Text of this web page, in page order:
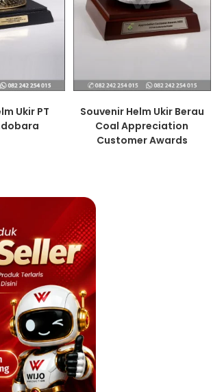
Ukir PT
Souvenir Helm Ukir Berau
Coal Appreciation
Customer Awards